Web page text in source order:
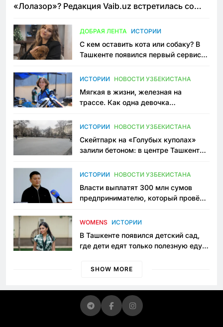
«Лолазор»? Редакция Vaib.uz встретилась со
ДОБРАЯ ЛЕНТА ИСТОРИИ
С кем оставить кота или собаку? В
Ташкенте появился первый сервис
ИСТОРИИ НОВОСТИ УЗБЕКИСТАНА
Мягкая в жизни, железная на
трассе. Как одна девочка
Узбекистане
ИСТОРИИ НОВОСТИ УЗБЕКИСТАНА
Скейтпарк на «Голубых куполах»
залили бетоном: в центре Ташкента
пространство
ИСТОРИИ НОВОСТИ УЗБЕКИСТАНА
Власти выплатят 300 млн сумов
предпринимателю, который провёл
приговору
WOMENS ИСТОРИИ
В Ташкенте появился детский сад,
где дети едят только полезную еду.
просить «кашу без сахара»
SHOW MORE